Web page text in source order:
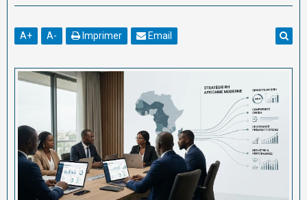
A+ A- Imprimer Email